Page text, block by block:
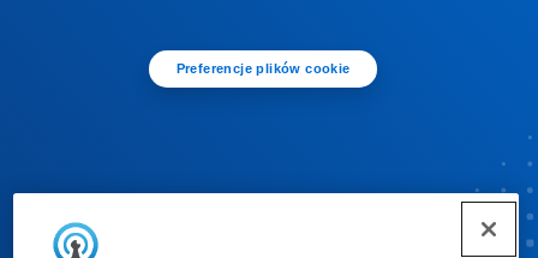
Preferencje plików cookie